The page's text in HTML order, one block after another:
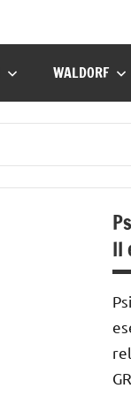
WALDORF
II